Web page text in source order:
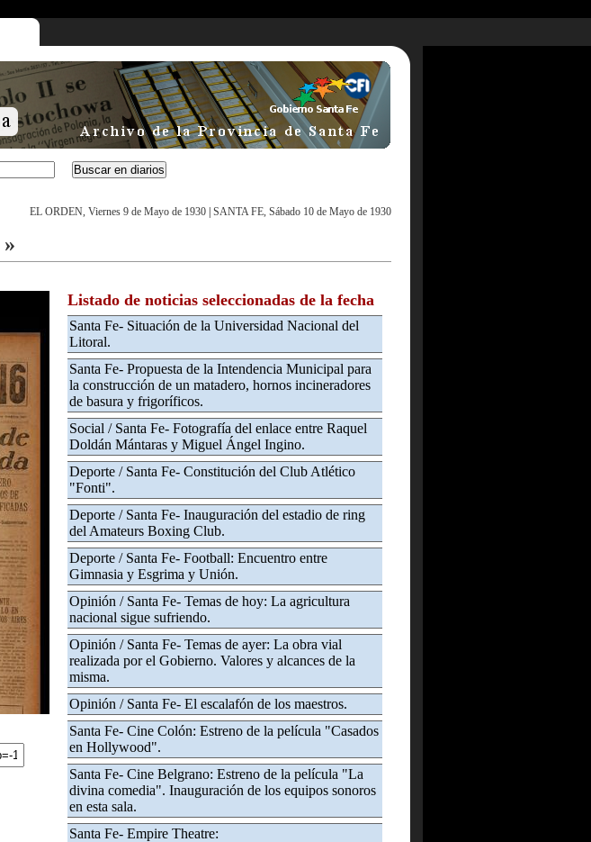
EL ORDEN, Viernes 9 de Mayo de 1930 SANTA FE, Sábado 10 de Mayo de 1930
»
Listado de noticias seleccionadas de la fecha
Santa Fe- Situación de la Universidad Nacional del
Litoral.
Santa Fe- Propuesta de la Intendencia Municipal para
la construcción de un matadero, hornos incineradores
de basura y frigoríficos.
Social / Santa Fe- Fotografía del enlace entre Raquel
Doldán Mántaras y Miguel Ángel Ingino.
Deporte / Santa Fe- Constitución del Club Atlético
"Fonti".
Deporte / Santa Fe- Inauguración del estadio de ring
del Amateurs Boxing Club.
Deporte / Santa Fe- Football: Encuentro entre
Gimnasia y Esgrima y Unión.
Opinión / Santa Fe- Temas de hoy: La agricultura
nacional sigue sufriendo.
Opinión / Santa Fe- Temas de ayer: La obra vial
realizada por el Gobierno. Valores y alcances de la
misma.
Opinión / Santa Fe- El escalafón de los maestros.
Santa Fe- Cine Colón: Estreno de la película "Casados
en Hollywood".
Santa Fe- Cine Belgrano: Estreno de la película "La
divina comedia". Inauguración de los equipos sonoros
en esta sala.
Santa Fe- Empire Theatre: